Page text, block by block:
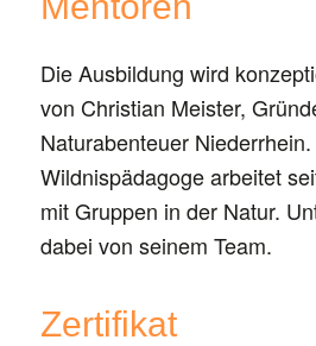
Die Ausbildung wird
von Christian Meister,
Naturabenteuer
Wildnispädagoge arbeitet
mit Gruppen in der Natur.
dabei von seinem Team.
Zertifikat